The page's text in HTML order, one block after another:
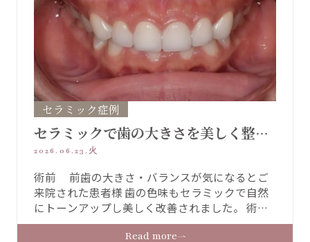
セラミック症例
セラミックで歯の大きさを美しく整え
る【セラミック症例】
2026.06.23.火
術前 前歯の大きさ・バランスが気になるとご
来院された患者様 歯の色味もセラミックで自然
にトーンアップし美しく改善されました。 術前
術後 治療詳細 治療内容 プレミアムセラミックク
ラウン 上６本 治療期間 ２か月 費用 プレミアム
Read more